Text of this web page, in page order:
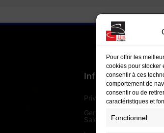
Pour offrir les
cookies pour stocker
consentir à ces
comportement de
consentir ou de
caractéristiques et
Fonctionnel
Informations
Privacy Policy
General Terms &
Sale